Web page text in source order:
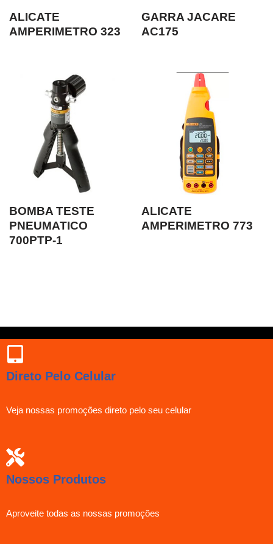
ALICATE
AMPERIMETRO 323
GARRA JACARE
AC175
BOMBA TESTE
PNEUMATICO
700PTP-1
ALICATE
AMPERIMETRO 773
Direto Pelo Celular
Veja nossas promoções direto pelo seu celular
Nossos Produtos
Aproveite todas as nossas promoções